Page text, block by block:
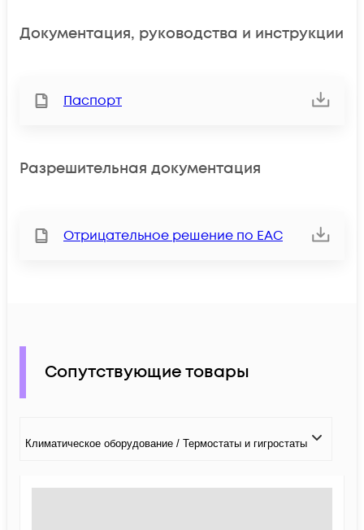
Документация, руководства и инструкции
Паспорт
Разрешительная документация
Отрицательное решение по ЕАС
Сопутствующие товары
Климатичeское оборудование / Термостаты и гигростаты